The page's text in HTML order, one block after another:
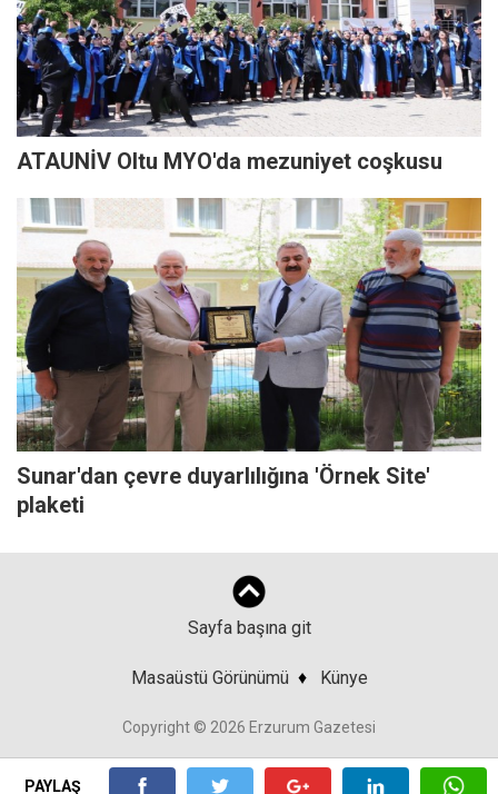
PAYLAŞ
ATAUNİV Oltu MYO'da mezuniyet coşkusu
Sunar'dan çevre duyarlılığına 'Örnek Site'
plaketi
Sayfa başına git
Masaüstü Görünümü ♦ Künye
Copyright © 2026 Erzurum Gazetesi